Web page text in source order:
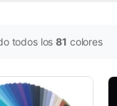
todos los81 colores